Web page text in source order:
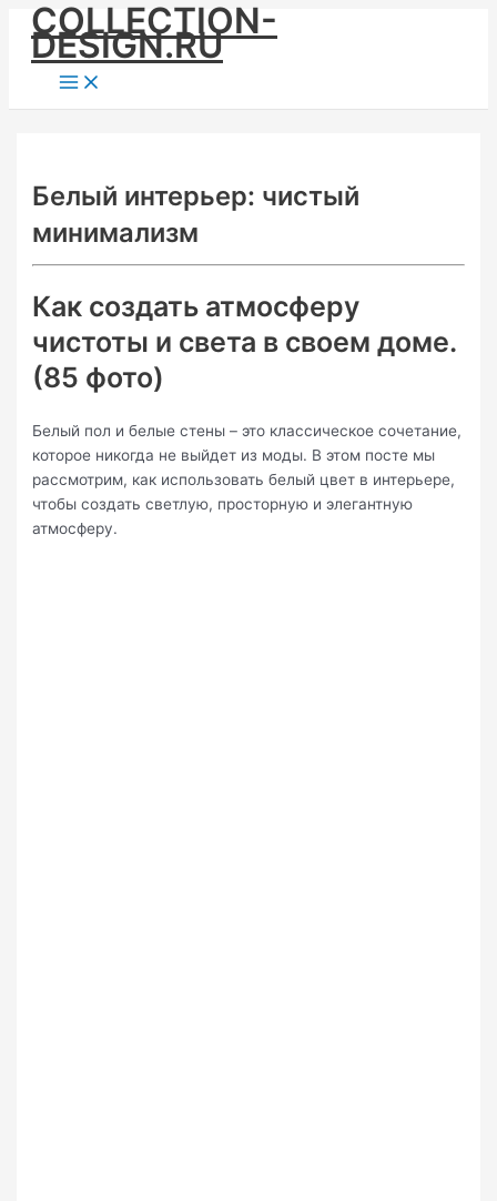
Skip
content
COLLECTION-
DESIGN.RU
Main
Menu
Белый интерьер: чистый
минимализм
Как создать атмосферу
чистоты и света в своем доме.
(85 фото)
Белый пол и белые стены – это классическое сочетание,
которое никогда не выйдет из моды. В этом посте мы
рассмотрим, как использовать белый цвет в интерьере,
чтобы создать светлую, просторную и элегантную
атмосферу.